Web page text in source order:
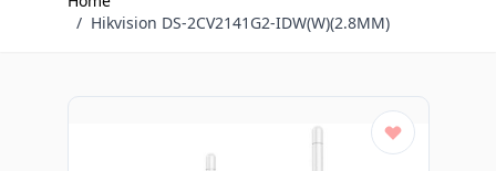
/ Hikvision DS-2CV2141G2-IDW(W)(2.8MM)